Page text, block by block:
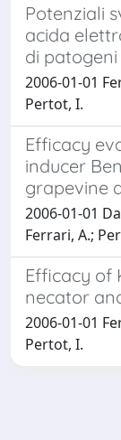
Potenziali
acida
di
2006-01-01
Pertot, I.
Efficacy
inducer
grapevine
2006-01-01
Ferrari, A.;
Efficacy of
necator
2006-01-01
Pertot, I.